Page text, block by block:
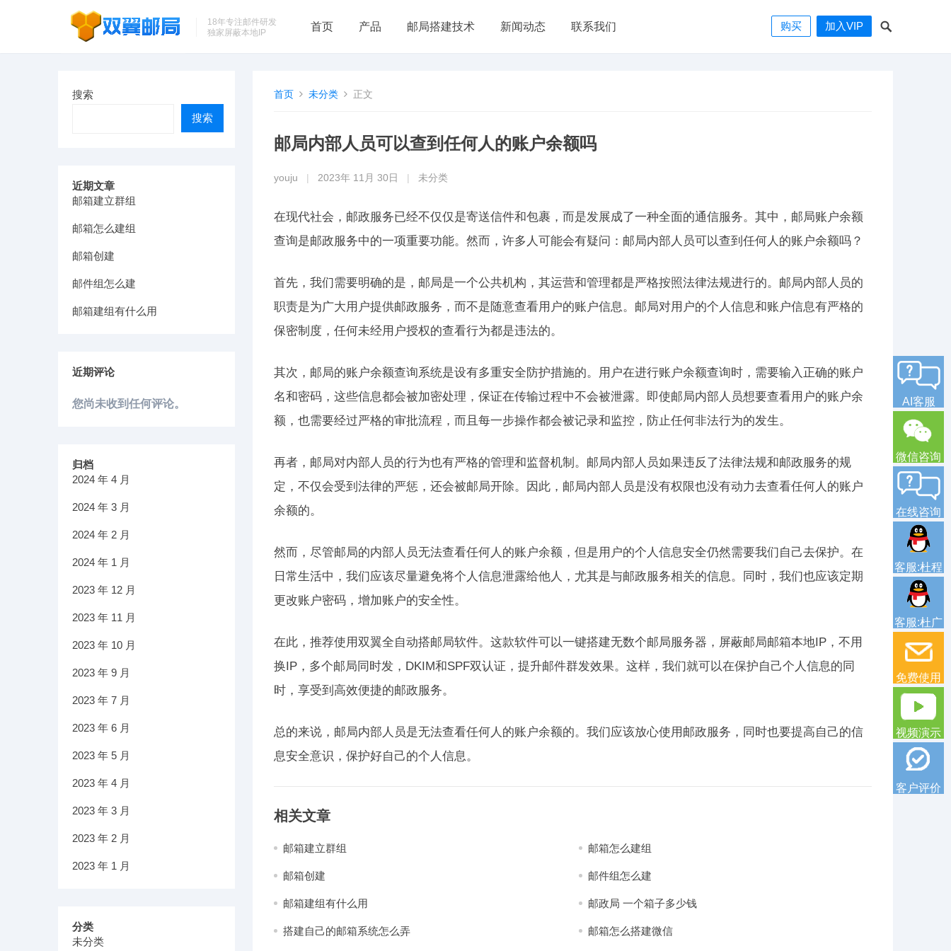
18年专注邮件研发
独家屏蔽本地IP
首页 产品 邮局搭建技术 新闻动态 联系我们 购买 加入VIP
首页 未分类 正文
邮局内部人员可以查到任何人的账户余额吗
youju 2023年 11月 30日 未分类
在现代社会，邮政服务已经不仅仅是寄送信件和包裹，而是发展成了一种全面的通信服务。其中，邮局账户余额
查询是邮政服务中的一项重要功能。然而，许多人可能会有疑问：邮局内部人员可以查到任何人的账户余额吗？
首先，我们需要明确的是，邮局是一个公共机构，其运营和管理都是严格按照法律法规进行的。邮局内部人员的
职责是为广大用户提供邮政服务，而不是随意查看用户的账户信息。邮局对用户的个人信息和账户信息有严格的
保密制度，任何未经用户授权的查看行为都是违法的。
其次，邮局的账户余额查询系统是设有多重安全防护措施的。用户在进行账户余额查询时，需要输入正确的账户
名和密码，这些信息都会被加密处理，保证在传输过程中不会被泄露。即使邮局内部人员想要查看用户的账户余
额，也需要经过严格的审批流程，而且每一步操作都会被记录和监控，防止任何非法行为的发生。
再者，邮局对内部人员的行为也有严格的管理和监督机制。邮局内部人员如果违反了法律法规和邮政服务的规
定，不仅会受到法律的严惩，还会被邮局开除。因此，邮局内部人员是没有权限也没有动力去查看任何人的账户
余额的。
然而，尽管邮局的内部人员无法查看任何人的账户余额，但是用户的个人信息安全仍然需要我们自己去保护。在
日常生活中，我们应该尽量避免将个人信息泄露给他人，尤其是与邮政服务相关的信息。同时，我们也应该定期
更改账户密码，增加账户的安全性。
在此，推荐使用双翼全自动搭邮局软件。这款软件可以一键搭建无数个邮局服务器，屏蔽邮局邮箱本地IP，不用
换IP，多个邮局同时发，DKIM和SPF双认证，提升邮件群发效果。这样，我们就可以在保护自己个人信息的同
时，享受到高效便捷的邮政服务。
总的来说，邮局内部人员是无法查看任何人的账户余额的。我们应该放心使用邮政服务，同时也要提高自己的信
息安全意识，保护好自己的个人信息。
相关文章
邮箱建立群组 邮箱怎么建组
邮箱创建 邮件组怎么建
邮箱建组有什么用 邮政局 一个箱子多少钱
搭建自己的邮箱系统怎么弄 邮箱怎么搭建微信
搜索
搜索
近期文章
邮箱建立群组
邮箱怎么建组
邮箱创建
邮件组怎么建
邮箱建组有什么用
近期评论
您尚未收到任何评论。
归档
2024 年 4 月
2024 年 3 月
2024 年 2 月
2024 年 1 月
2023 年 12 月
2023 年 11 月
2023 年 10 月
2023 年 9 月
2023 年 7 月
2023 年 6 月
2023 年 5 月
2023 年 4 月
2023 年 3 月
2023 年 2 月
2023 年 1 月
分类
未分类
AI客服
微信咨询
在线咨询
客服:杜程
客服:杜广
免费使用
视频演示
客户评价